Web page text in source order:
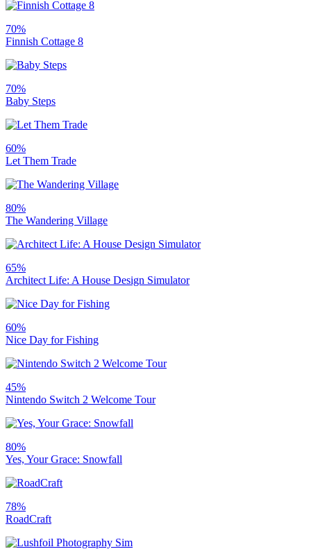
70%
Finnish Cottage 8
70%
Baby Steps
60%
Let Them Trade
80%
The Wandering Village
65%
Architect Life: A House Design Simulator
60%
Nice Day for Fishing
45%
Nintendo Switch 2 Welcome Tour
80%
Yes, Your Grace: Snowfall
78%
RoadCraft